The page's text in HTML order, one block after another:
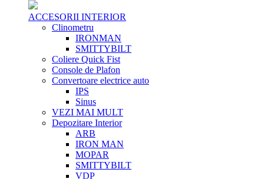
ACCESORII INTERIOR
Clinometru
IRONMAN
SMITTYBILT
Coliere Quick Fist
Console de Plafon
Convertoare electrice auto
IPS
Sinus
VEZI MAI MULT
Depozitare Interior
ARB
IRON MAN
MOPAR
SMITTYBILT
VDP